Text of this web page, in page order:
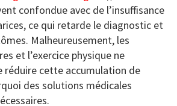
confondue avec de l’insuffisance
ce qui retarde le diagnostic et
Malheureusement, les
et l’exercice physique ne
réduire cette accumulation de
des solutions médicales